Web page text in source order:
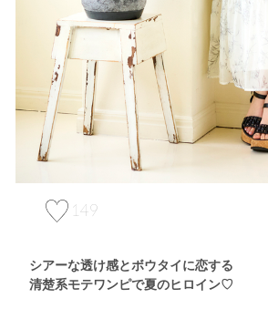
149
シアーな透け感とボウタイに恋する
清楚系モテワンピで夏のヒロイン♡